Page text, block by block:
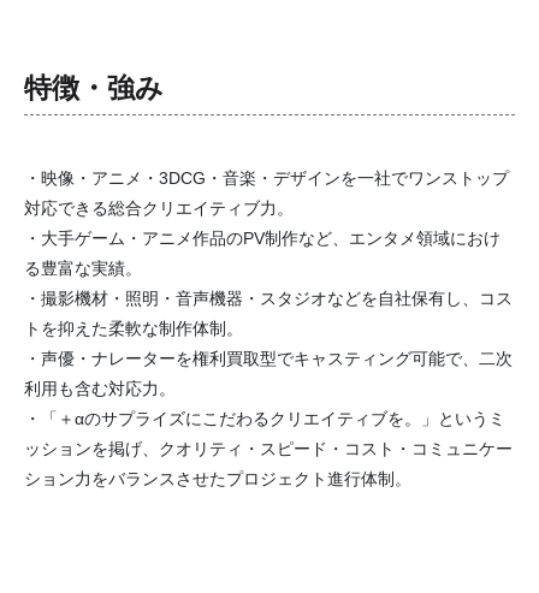
特徴・強み
・映像・アニメ・3DCG・音楽・デザインを一社でワンストップ
対応できる総合クリエイティブ力。
・大手ゲーム・アニメ作品のPV制作など、エンタメ領域におけ
る豊富な実績。
・撮影機材・照明・音声機器・スタジオなどを自社保有し、コス
トを抑えた柔軟な制作体制。
・声優・ナレーターを権利買取型でキャスティング可能で、二次
利用も含む対応力。
・「＋αのサプライズにこだわるクリエイティブを。」というミ
ッションを掲げ、クオリティ・スピード・コスト・コミュニケー
ション力をバランスさせたプロジェクト進行体制。